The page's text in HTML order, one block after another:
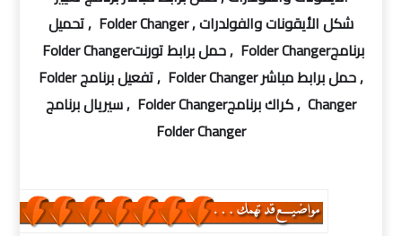
شكل الأيقونات والفولدرات , Folder Changer , تحميل
, حمل برابط مباشر Folder Changer , تفعيل برنامج Folder
Changer , كراك برنامجFolder Changer , سيريال برنامج
Folder Changer